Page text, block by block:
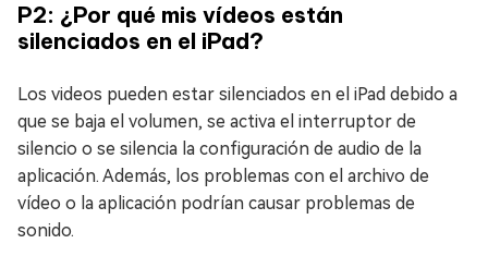
P2: ¿Por qué mis vídeos están
silenciados en el iPad?
Los videos pueden estar silenciados en el iPad debido a
que se baja el volumen, se activa el interruptor de
silencio o se silencia la configuración de audio de la
aplicación. Además, los problemas con el archivo de
vídeo o la aplicación podrían causar problemas de
sonido.